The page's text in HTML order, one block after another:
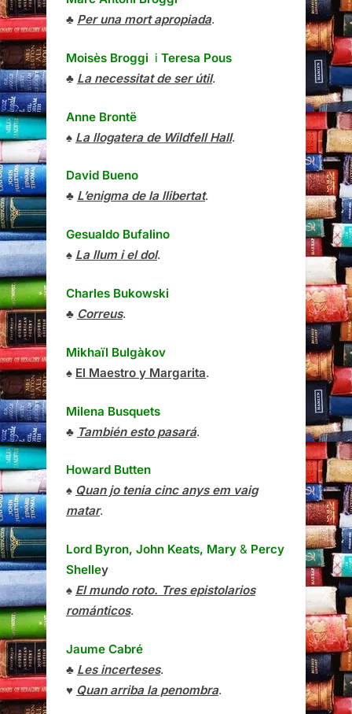
♣ Per una mort apropiada.
Moisès Broggi i Teresa Pous
♣ La necessitat de ser útil.
Anne Brontë
♠ La llogatera de Wildfell Hall.
David Bueno
♣ L’enigma de la llibertat.
Gesualdo Bufalino
♠ La llum i el dol.
Charles Bukowski
♣ Correus.
Mikhaïl Bulgàkov
♠ El Maestro y Margarita.
Milena Busquets
♣ También esto pasará.
Howard Butten
♠ Quan jo tenia cinc anys em vaig
matar.
Lord Byron, John Keats, Mary & Percy
Shelley
♠ El mundo roto. Tres epistolarios
románticos.
Jaume Cabré
♣ Les incerteses.
♥ Quan arriba la penombra.